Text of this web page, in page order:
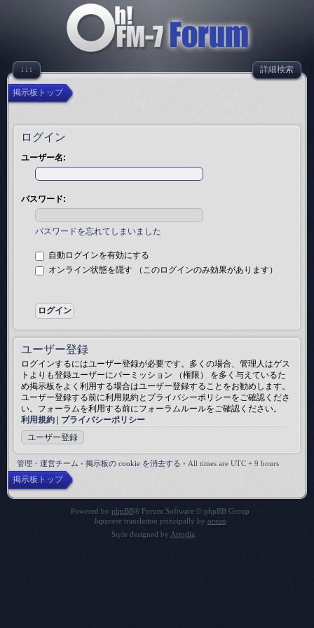
↓↓↓ 詳細検索
掲示板トップ
ログイン
ユーザー名:
パスワード:
パスワードを忘れてしまいました
自動ログインを有効にする
オンライン状態を隠す （このログインのみ効果があります）
ユーザー登録
ログインするにはユーザー登録が必要です。多くの場合、管理人はゲス
トよりも登録ユーザーにパーミッション （権限） を多く与えているた
め掲示板をよく利用する場合はユーザー登録することをお勧めします。
ユーザー登録する前に利用規約とプライバシーポリシーをご確認くださ
い。フォーラムを利用する前にフォーラムルールをご確認ください。
利用規約
プライバシーポリシー
ユーザー登録
管理・運営チーム • 掲示板の cookie を消去する • All times are UTC + 9 hours
掲示板トップ
Powered by phpBB® Forum Software © phpBB Group
Japanese translation principally by ocean
Style designed by Artodia